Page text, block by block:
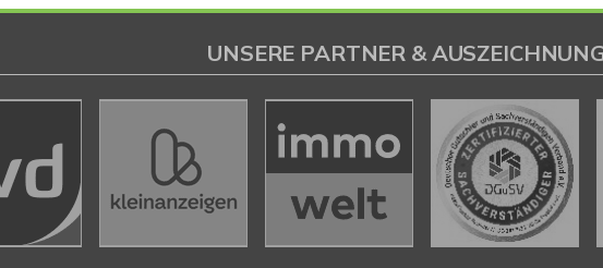
UNSERE PARTNER &